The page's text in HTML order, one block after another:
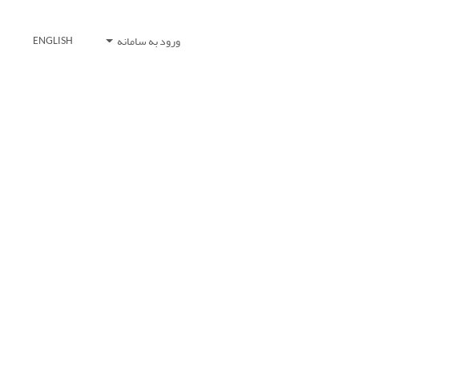
ورود به سامانه ENGLISH